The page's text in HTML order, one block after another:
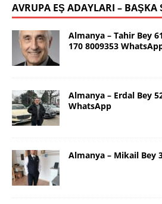
AVRUPA EŞ ADAYLARI – BAŞKA
Almanya – Tahir Bey
170 8009353
Almanya – Erdal Bey
WhatsApp
Almanya – Mikail Bey